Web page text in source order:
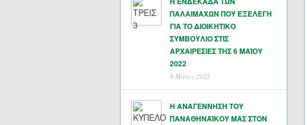
ΠΑΛΑΙΜΑΧΩΝ ΠΟΥ ΕΞΕΛΕΓΗ
ΓΙΑ ΤΟ ΔΙΟΙΚΗΤΙΚΟ
ΣΥΜΒΟΥΛΙΟ ΣΤΙΣ
ΑΡΧΑΙΡΕΣΙΕΣ ΤΗΣ 6 ΜΑΊΟΥ
2022
9 Μάϊος 2022
Η ΑΝΑΓΕΝΝΗΣΗ ΤΟΥ
ΠΑΝΑΘΗΝΑΪΚΟΥ ΜΑΣ ΣΤΟΝ